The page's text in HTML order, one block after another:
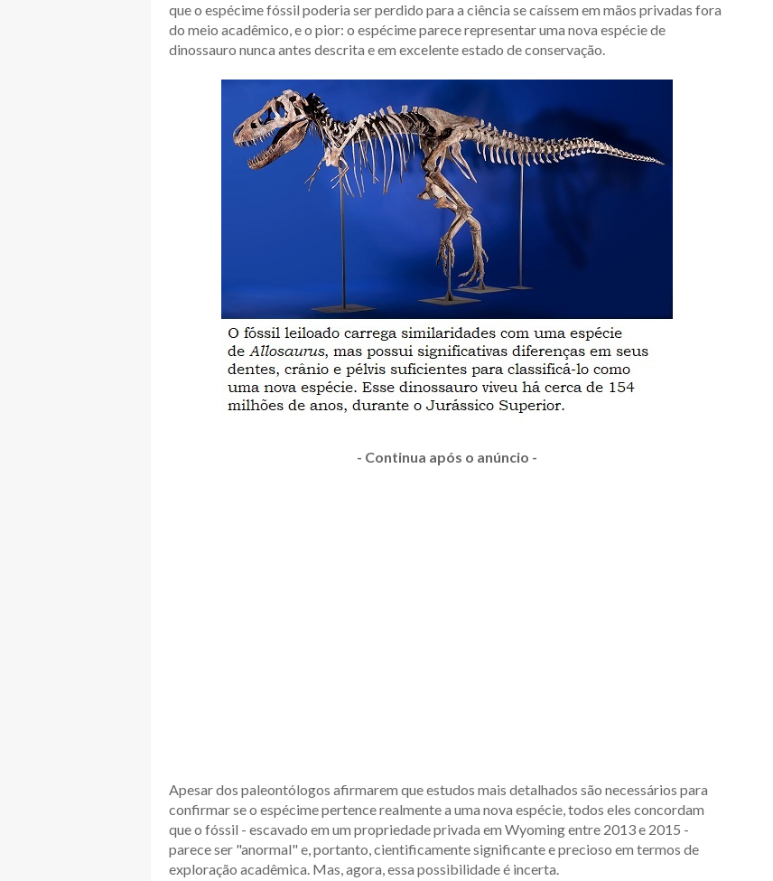
que o espécime fóssil poderia ser perdido para a ciência se caíssem em mãos privadas fora
do meio acadêmico, e o pior: o espécime parece representar uma nova espécie de
dinossauro nunca antes descrita e em excelente estado de conservação.
- Continua após o anúncio -
Apesar dos paleontólogos afirmarem que estudos mais detalhados são necessários para
confirmar se o espécime pertence realmente a uma nova espécie, todos eles concordam
que o fóssil - escavado em um propriedade privada em Wyoming entre 2013 e 2015 -
parece ser "anormal" e, portanto, cientificamente significante e precioso em termos de
exploração acadêmica. Mas, agora, essa possibilidade é incerta.